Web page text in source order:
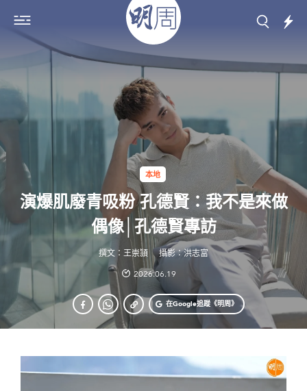
本地
演爆肌廢青吸粉 孔德賢：我不是來做
偶像│孔德賢專訪
撰文：王崇頴
攝影：洪志富
2026.06.19
在Google追蹤《明周》